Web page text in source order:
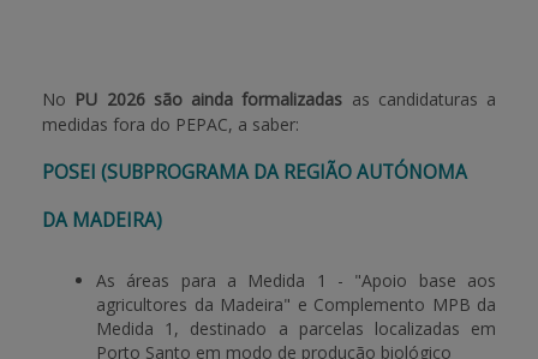
No PU 2026 são ainda formalizadas as candidaturas a
medidas fora do PEPAC, a saber:
POSEI (SUBPROGRAMA DA REGIÃO AUTÓNOMA
DA MADEIRA)
As áreas para a Medida 1 - "Apoio base aos
agricultores da Madeira" e Complemento MPB da
Medida 1, destinado a parcelas localizadas em
Porto Santo em modo de produção biológico